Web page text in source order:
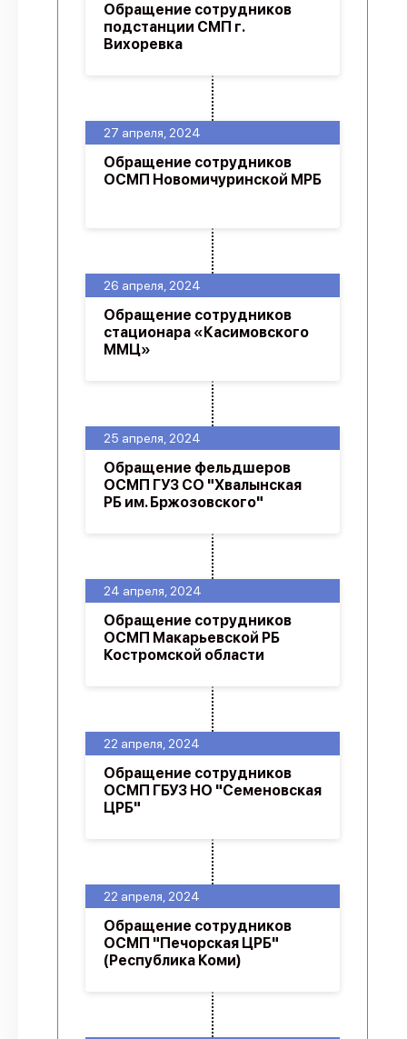
22 апреля, 2024
Обращение сотрудников
ОСМП "Печорская ЦРБ"
(Республика Коми)
22 апреля, 2024
Обращение сотрудников
ОСМП ГБУЗ НО "Семеновская
ЦРБ"
24 апреля, 2024
Обращение сотрудников
ОСМП Макарьевской РБ
Костромской области
25 апреля, 2024
Обращение фельдшеров
ОСМП ГУЗ СО "Хвалынская
РБ им. Бржозовского"
26 апреля, 2024
Обращение сотрудников
стационара «Касимовского
ММЦ»
27 апреля, 2024
Обращение сотрудников
ОСМП Новомичуринской МРБ
Обращение сотрудников
подстанции СМП г.
Вихоревка